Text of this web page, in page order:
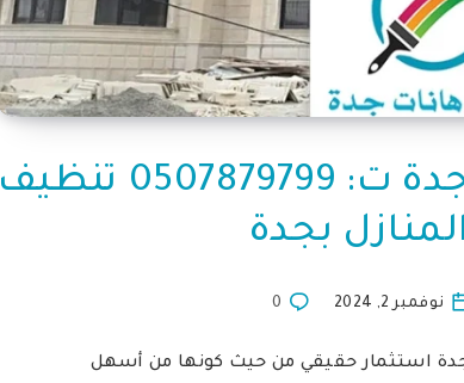
مقاول تنظيف واجهات جدة ت: 0507879799 تنظيف
بجدة
نوفمبر 2, 2024 0
استثمار حقيقي من حيث كونها من أسهل